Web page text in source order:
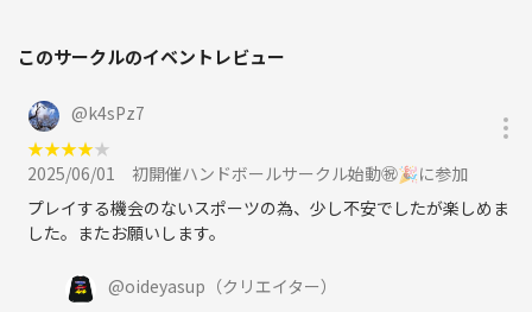
このサークルのイベントレビュー
@k4sPz7
★★★★★
2025/06/01
初開催ハンドボールサークル始動㊗️🎉に参加
プレイする機会のないスポーツの為、少し不安でしたが楽しめま
した。またお願いします。
@oideyasup （クリエイター）